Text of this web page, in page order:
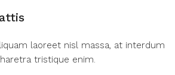
laoreet nisl massa, at interdum
tristique enim.